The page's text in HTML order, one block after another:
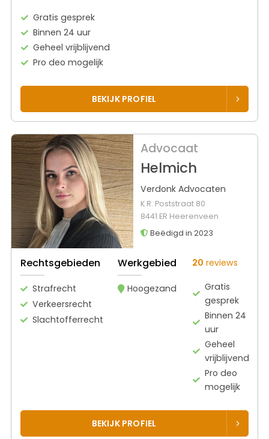
Gratis gesprek
Binnen 24 uur
Geheel vrijblijvend
Pro deo mogelijk
BEKIJK PROFIEL
Advocaat
Helmich
Verdonk Advocaten
K.R. Poststraat 80
8441 ER Heerenveen
Beëdigd in 2023
Rechtsgebieden
Strafrecht
Verkeersrecht
Slachtofferrecht
Werkgebied
Hoogezand
20 reviews
Gratis
gesprek
Binnen 24
uur
Geheel
vrijblijvend
Pro deo
mogelijk
BEKIJK PROFIEL